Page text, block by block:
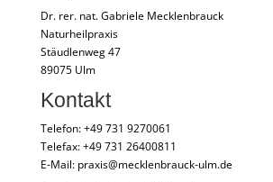
Dr. rer. nat. Gabriele Mecklenbrauck
Naturheilpraxis
Stäudlenweg 47
89075 Ulm
Kontakt
Telefon: +49 731 9270061
Telefax: +49 731 26400811
E-Mail: praxis@mecklenbrauck-ulm.de